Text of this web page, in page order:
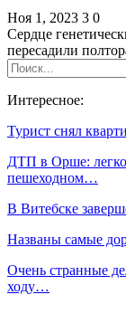
Ноя 1, 2023 3 0
Сердце
пересадили
Интересное:
Турист снял
ДТП в Орше:
пешеходном…
В Витебске
Названы самые
Очень странные
ходу…